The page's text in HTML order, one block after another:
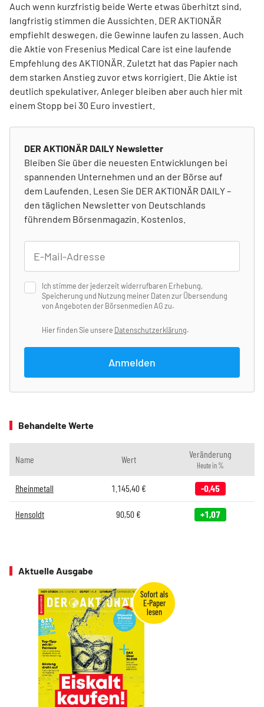
Auch wenn kurzfristig beide Werte etwas überhitzt sind,
langfristig stimmen die Aussichten. DER AKTIONÄR
empfiehlt deswegen, die Gewinne laufen zu lassen. Auch
die Aktie von Fresenius Medical Care ist eine laufende
Empfehlung des AKTIONÄR. Zuletzt hat das Papier nach
dem starken Anstieg zuvor etws korrigiert. Die Aktie ist
deutlich spekulativer, Anleger bleiben aber auch hier mit
einem Stopp bei 30 Euro investiert.
DER AKTIONÄR DAILY Newsletter
Bleiben Sie über die neuesten Entwicklungen bei
spannenden Unternehmen und an der Börse auf
dem Laufenden. Lesen Sie DER AKTIONÄR DAILY –
den täglichen Newsletter von Deutschlands
führendem Börsenmagazin. Kostenlos.
Ich stimme der jederzeit widerrufbaren Erhebung,
Speicherung und Nutzung meiner Daten zur Übersendung
von Angeboten der Börsenmedien AG zu.
Hier finden Sie unsere Datenschutzerklärung.
Anmelden
Behandelte Werte
Name Wert Veränderung
Heute in %
Rheinmetall 1.145,40€ -0,45
Hensoldt 90,50 € +1,07
Aktuelle Ausgabe